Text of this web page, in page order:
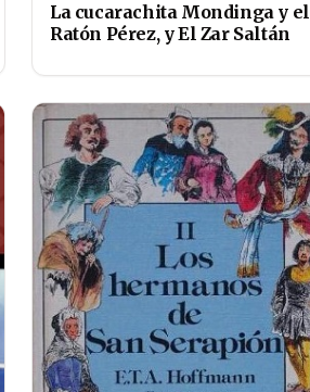
La cucarachita Mondinga y el
Ratón Pérez, y El Zar Saltán